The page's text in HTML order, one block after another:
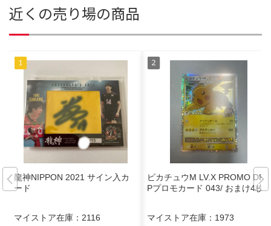
近くの売り場の商品
龍神NIPPON 2021 サイン入カ
ード
マイストア在庫： 2116
ピカチュウM LV.X PROMO DPt-
Pプロモカード 043/ おまけ4枚
マイストア在庫： 1973